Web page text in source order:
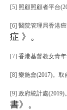
[5] 照顧照顧者平台
[6] 醫院管理局香港
症 》。
[7] 香港基督教女青
[8] 樂施會(2017)。取
[9] 政府統計處(2019)
書》。